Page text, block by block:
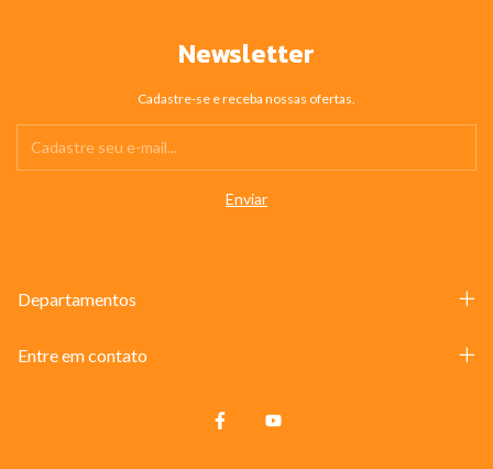
Newsletter
Cadastre-se e receba nossas ofertas.
Departamentos
Entre em contato